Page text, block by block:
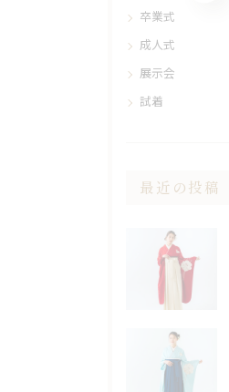
卒業式
成人式
展示会
試着
最近の投稿